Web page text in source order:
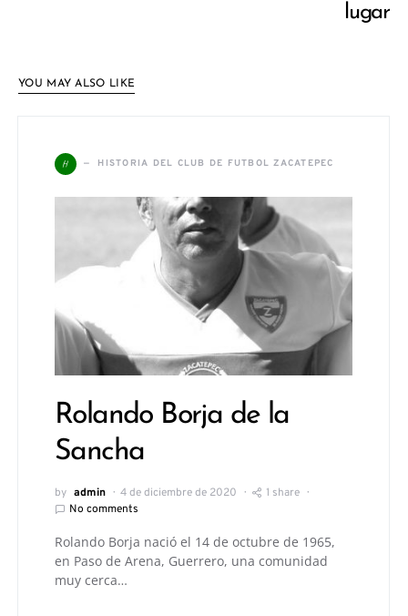
lugar
YOU MAY ALSO LIKE
H HISTORIA DEL CLUB DE FUTBOL ZACATEPEC
Rolando Borja de la
Sancha
by admin 4 de diciembre de 2020
1 share
No comments
Rolando Borja nació el 14 de octubre de 1965,
en Paso de Arena, Guerrero, una comunidad
muy cerca…